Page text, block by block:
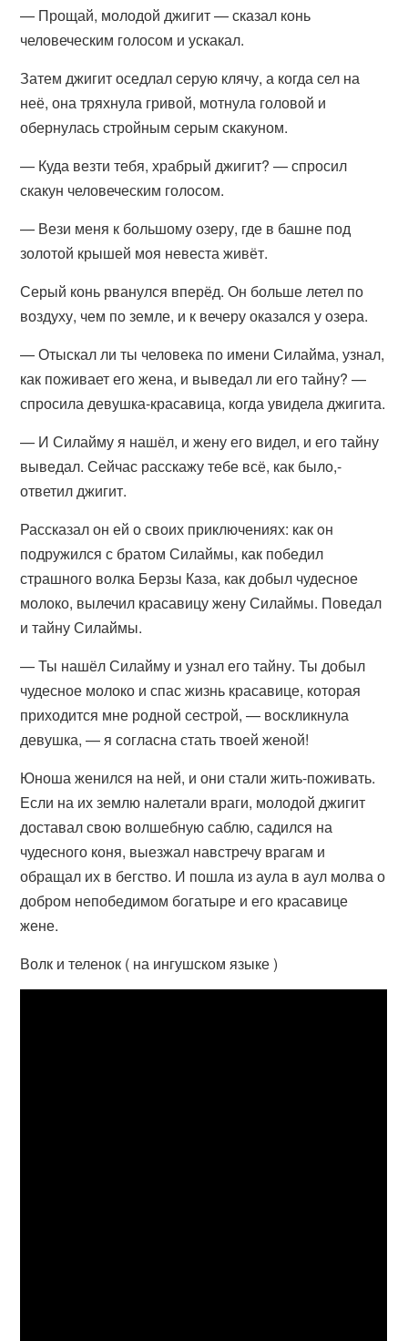
— Прощай, молодой джигит — сказал конь
человеческим голосом и ускакал.
Затем джигит оседлал серую клячу, а когда сел на
неё, она тряхнула гривой, мотнула головой и
обернулась стройным серым скакуном.
— Куда везти тебя, храбрый джигит? — спросил
скакун человеческим голосом.
— Вези меня к большому озеру, где в башне под
золотой крышей моя невеста живёт.
Серый конь рванулся вперёд. Он больше летел по
воздуху, чем по земле, и к вечеру оказался у озера.
— Отыскал ли ты человека по имени Силайма, узнал,
как поживает его жена, и выведал ли его тайну? —
спросила девушка-красавица, когда увидела джигита.
— И Силайму я нашёл, и жену его видел, и его тайну
выведал. Сейчас расскажу тебе всё, как было,-
ответил джигит.
Рассказал он ей о своих приключениях: как oн
подружился с братом Силаймы, как победил
страшного волка Берзы Каза, как добыл чудесное
молоко, вылечил красавицу жену Силаймы. Поведал
и тайну Силаймы.
— Ты нашёл Силайму и узнал его тайну. Ты добыл
чудесное молоко и спас жизнь красавице, которая
приходится мне родной сестрой, — воскликнула
девушка, — я согласна стать твоей женой!
Юноша женился на ней, и они стали жить-поживать.
Если на их землю налетали враги, молодой джигит
доставал свою волшебную саблю, садился на
чудесного коня, выезжал навстречу врагам и
обращал их в бегство. И пошла из аула в аул молва о
добром непобедимом богатыре и его красавице
жене.
Волк и теленок ( на ингушском языке )